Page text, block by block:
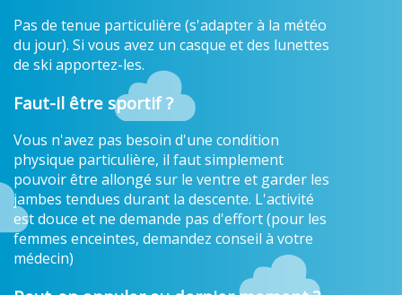
Pas de tenue particulière (s'adapter à la météo
du jour). Si vous avez un casque et des lunettes
de ski apportez-les.
Faut-il être sportif ?
Vous n'avez pas besoin d'une condition
physique particulière, il faut simplement
pouvoir être allongé sur le ventre et garder les
jambes tendues durant la descente. L'activité
est douce et ne demande pas d'effort (pour les
femmes enceintes, demandez conseil à votre
médecin)